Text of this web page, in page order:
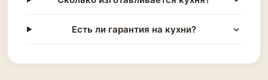
Есть ли гарантия на кухни?